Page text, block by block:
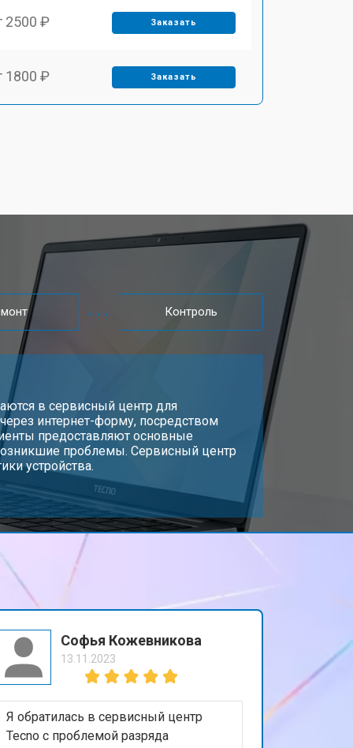
2500 ₽ Заказать
1800 ₽ Заказать
2250 ₽ Заказать
950 ₽ Заказать
2300 ₽
3300 ₽ Заказать
3800 ₽
2900 ₽ Заказать
1200 ₽
2300 ₽ Заказать
2200 ₽ Заказать
Контроль
в сервисный центр для
интернет-форму, посредством
предоставляют основные
проблемы. Сервисный центр
устройства.
Софья Кожевникова
13.11.2023
Я обратилась в сервисный центр
Tecno с проблемой разряда